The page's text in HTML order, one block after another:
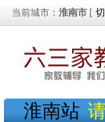
当前城市： 淮南市 [
淮南站